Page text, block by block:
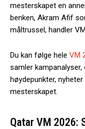
mesterskapet en
benken, Akram Afif
måltrussel, handler
Du kan følge hele VM
samler
høydepunkter,
mesterskapet.
Qatar VM 2026: